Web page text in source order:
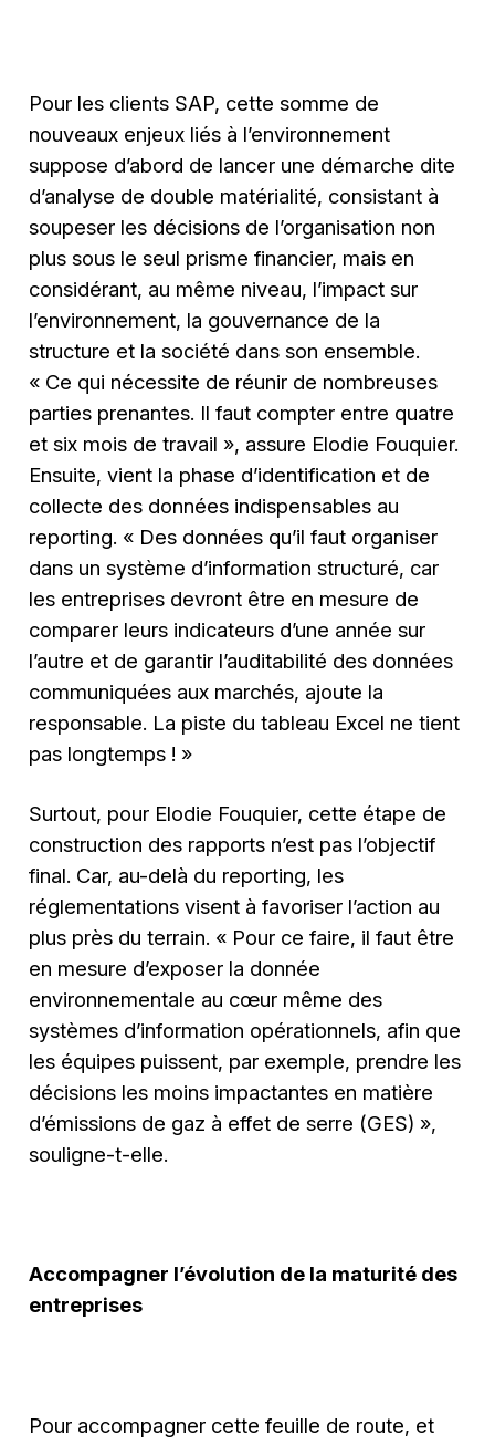
Pour les clients SAP, cette somme de
nouveaux enjeux liés à l’environnement
suppose d’abord de lancer une démarche dite
d’analyse de double matérialité, consistant à
soupeser les décisions de l’organisation non
plus sous le seul prisme financier, mais en
considérant, au même niveau, l’impact sur
l’environnement, la gouvernance de la
structure et la société dans son ensemble.
« Ce qui nécessite de réunir de nombreuses
parties prenantes. Il faut compter entre quatre
et six mois de travail », assure Elodie Fouquier.
Ensuite, vient la phase d’identification et de
collecte des données indispensables au
reporting. « Des données qu’il faut organiser
dans un système d’information structuré, car
les entreprises devront être en mesure de
comparer leurs indicateurs d’une année sur
l’autre et de garantir l’auditabilité des données
communiquées aux marchés, ajoute la
responsable. La piste du tableau Excel ne tient
pas longtemps ! »
Surtout, pour Elodie Fouquier, cette étape de
construction des rapports n’est pas l’objectif
final. Car, au-delà du reporting, les
réglementations visent à favoriser l’action au
plus près du terrain. « Pour ce faire, il faut être
en mesure d’exposer la donnée
environnementale au cœur même des
systèmes d’information opérationnels, afin que
les équipes puissent, par exemple, prendre les
décisions les moins impactantes en matière
d’émissions de gaz à effet de serre (GES) »,
souligne-t-elle.
Accompagner l’évolution de la maturité des
entreprises
Pour accompagner cette feuille de route, et